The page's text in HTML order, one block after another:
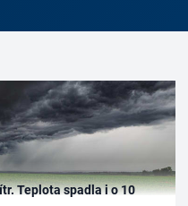
Teplota spadla i o 10